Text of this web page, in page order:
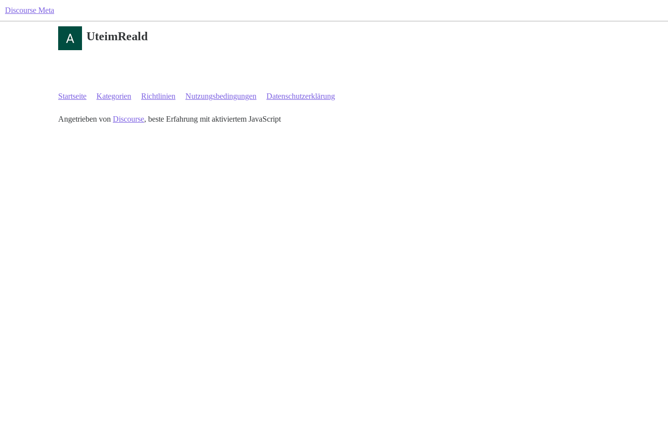
Discourse Meta
UteimReald
Startseite Kategorien Richtlinien Nutzungsbedingungen Datenschutzerklärung
Angetrieben von Discourse, beste Erfahrung mit aktiviertem JavaScript